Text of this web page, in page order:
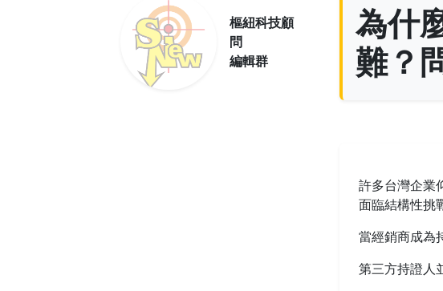
樞紐科技顧
問
編輯群
為什
難？
許多台灣企業
面臨結構性挑
當經銷商成為
第三方持證人